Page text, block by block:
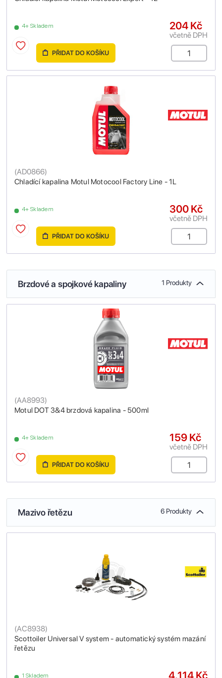
4+ Skladem 204 Kč
včetně DPH
PŘIDAT DO KOŠÍKU
Chladící kapalina Motul Motocool Factory Line - 1L
(AD0866)
4+ Skladem 300 Kč
včetně DPH
PŘIDAT DO KOŠÍKU
Brzdové a spojkové kapaliny 1 Produkty
Motul DOT 3&4 brzdová kapalina - 500ml
(AA8993)
4+ Skladem 159 Kč
včetně DPH
PŘIDAT DO KOŠÍKU
Mazivo řetězu 6 Produkty
Scottoiler Universal V system - automatický systém mazání
řetězu
(AC8938)
1 Skladem 4,114 Kč